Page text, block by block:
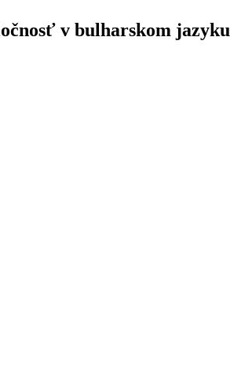
v bulharskom jazyku